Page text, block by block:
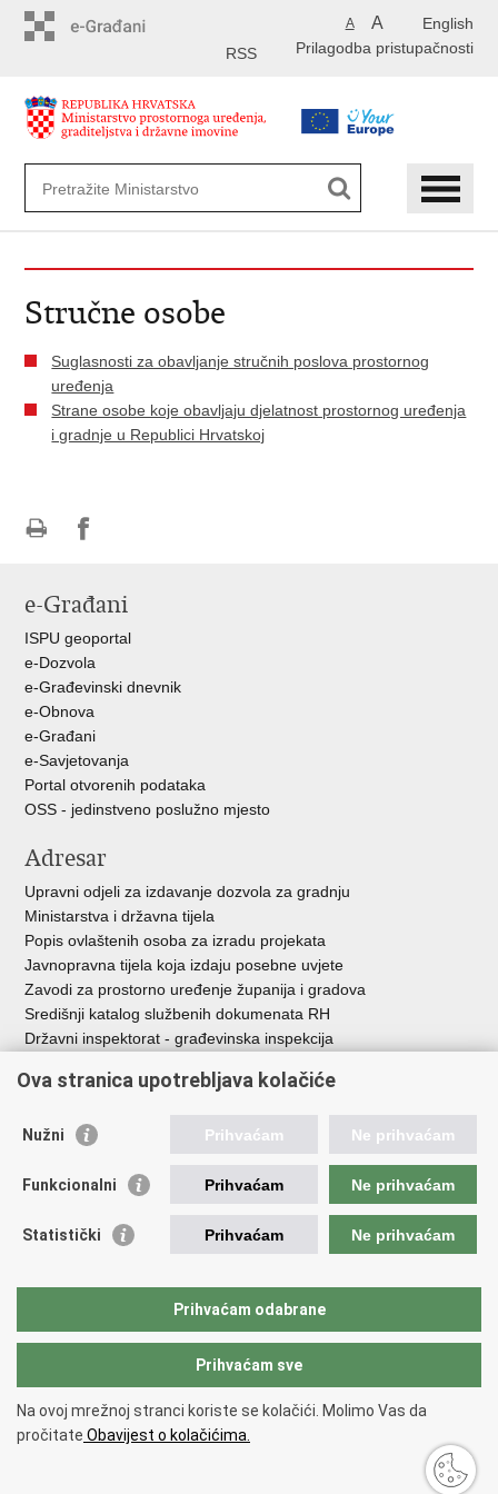
English
A A
Prilagodba pristupačnosti
RSS
Stručne osobe
Suglasnosti za obavljanje stručnih poslova prostornog
uređenja
Strane osobe koje obavljaju djelatnost prostornog uređenja
i gradnje u Republici Hrvatskoj
FacebookuTwitteru
e-Građani
ISPU geoportal
e-Dozvola
e-Građevinski dnevnik
e-Obnova
e-Građani
e-Savjetovanja
Portal otvorenih podataka
OSS - jedinstveno poslužno mjesto
Adresar
Upravni odjeli za izdavanje dozvola za gradnju
Ministarstva i državna tijela
Popis ovlaštenih osoba za izradu projekata
Javnopravna tijela koja izdaju posebne uvjete
Zavodi za prostorno uređenje županija i gradova
Središnji katalog službenih dokumenata RH
Državni inspektorat - građevinska inspekcija
Vlada Republike Hrvatske
Agencija za pravni promet i posredovanje nekretninama
Fond za zaštitu okoliša i energetsku učinkovitost
Državne nekretnine d.o.o.
Copyright © 2026 Ministarstvo prostornoga uređenja, graditeljstva i
državne imovine.
Uvjeti korištenja.Izjava o pristupačnosti
Ova stranica upotrebljava kolačiće
Nužni Prihvaćam Ne prihvaćam
Funkcionalni Prihvaćam Ne prihvaćam
Statistički Prihvaćam Ne prihvaćam
Prihvaćam odabrane
Prihvaćam sve
Na ovoj mrežnoj stranci koriste se kolačići. Molimo Vas da
pročitate Obavijest o kolačićima.